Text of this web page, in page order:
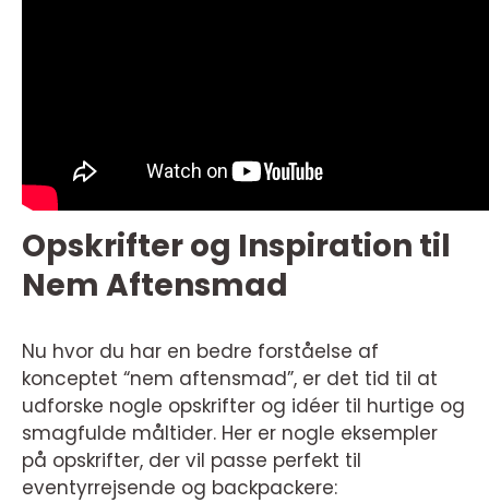
Opskrifter og Inspiration til
Nem Aftensmad
Nu hvor du har en bedre forståelse af
konceptet “nem aftensmad”, er det tid til at
udforske nogle opskrifter og idéer til hurtige og
smagfulde måltider. Her er nogle eksempler
på opskrifter, der vil passe perfekt til
eventyrrejsende og backpackere: